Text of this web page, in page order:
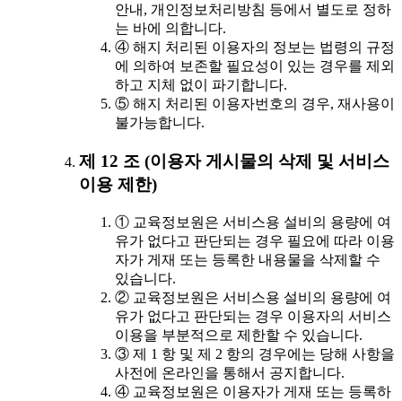
안내, 개인정보처리방침 등에서 별도로 정하
는 바에 의합니다.
④ 해지 처리된 이용자의 정보는 법령의 규정
에 의하여 보존할 필요성이 있는 경우를 제외
하고 지체 없이 파기합니다.
⑤ 해지 처리된 이용자번호의 경우, 재사용이
불가능합니다.
제 12 조 (이용자 게시물의 삭제 및 서비스
이용 제한)
① 교육정보원은 서비스용 설비의 용량에 여
유가 없다고 판단되는 경우 필요에 따라 이용
자가 게재 또는 등록한 내용물을 삭제할 수
있습니다.
② 교육정보원은 서비스용 설비의 용량에 여
유가 없다고 판단되는 경우 이용자의 서비스
이용을 부분적으로 제한할 수 있습니다.
③ 제 1 항 및 제 2 항의 경우에는 당해 사항을
사전에 온라인을 통해서 공지합니다.
④ 교육정보원은 이용자가 게재 또는 등록하